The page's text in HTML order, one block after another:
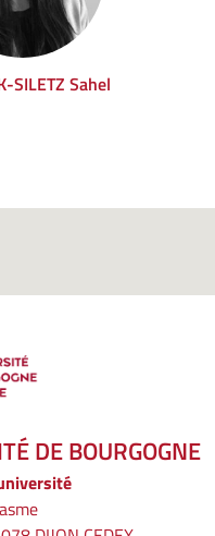
SILETZ Sahel
DE BOURGOGNE